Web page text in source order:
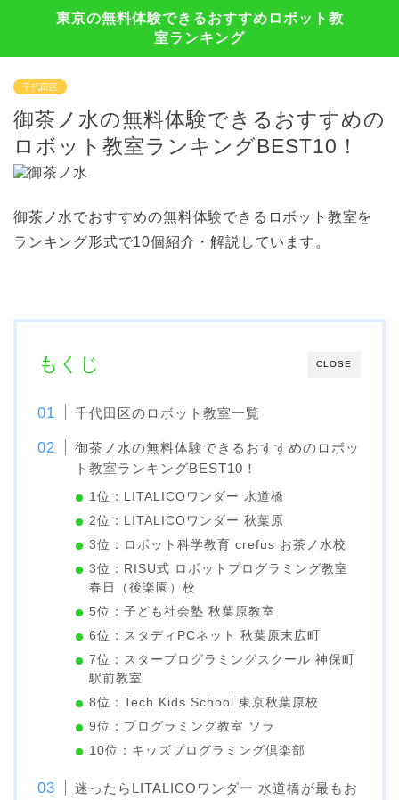
東京の無料体験できるおすすめロボット教
室ランキング
千代田区
御茶ノ水の無料体験できるおすすめの
ロボット教室ランキングBEST10！
御茶ノ水でおすすめの無料体験できるロボット教室を
ランキング形式で10個紹介・解説しています。
CLOSE
もくじ
千代田区のロボット教室一覧
御茶ノ水の無料体験できるおすすめのロボッ
ト教室ランキングBEST10！
1位：LITALICOワンダー 水道橋
2位：LITALICOワンダー 秋葉原
3位：ロボット科学教育 crefus お茶ノ水校
3位：RISU式 ロボットプログラミング教室
春日（後楽園）校
5位：子ども社会塾 秋葉原教室
6位：スタディPCネット 秋葉原末広町
7位：スタープログラミングスクール 神保町
駅前教室
8位：Tech Kids School 東京秋葉原校
9位：プログラミング教室 ソラ
10位：キッズプログラミング倶楽部
迷ったらLITALICOワンダー 水道橋が最もお